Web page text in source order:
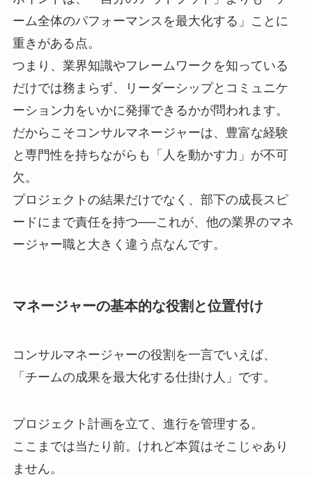
ーム全体のパフォーマンスを最大化する」ことに
重きがある点。
つまり、業界知識やフレームワークを知っている
だけでは務まらず、リーダーシップとコミュニケ
ーション力をいかに発揮できるかが問われます。
だからこそコンサルマネージャーは、豊富な経験
と専門性を持ちながらも「人を動かす力」が不可
欠。
プロジェクトの結果だけでなく、部下の成長スピ
ードにまで責任を持つ──これが、他の業界のマネ
ージャー職と大きく違う点なんです。
マネージャーの基本的な役割と位置付け
コンサルマネージャーの役割を一言でいえば、
「チームの成果を最大化する仕掛け人」です。
プロジェクト計画を立て、進行を管理する。
ここまでは当たり前。けれど本質はそこじゃあり
ません。